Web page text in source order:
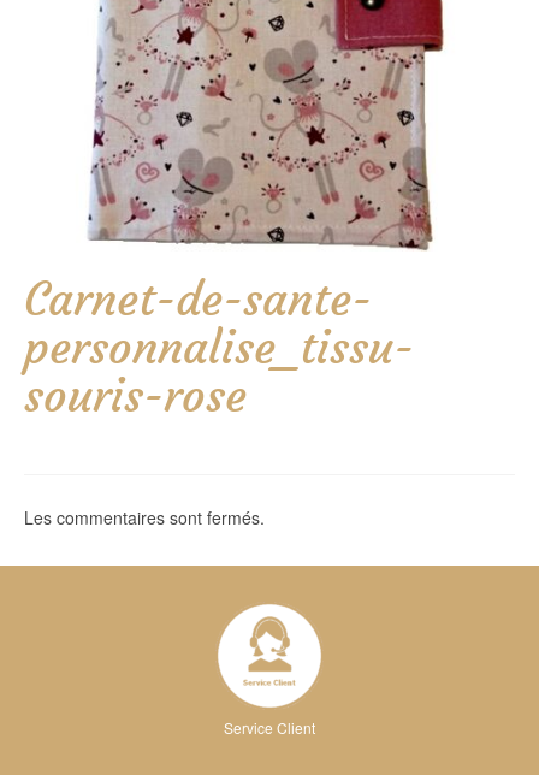
Carnet-de-sante-
personnalise_tissu-
souris-rose
Les commentaires sont fermés.
Service Client